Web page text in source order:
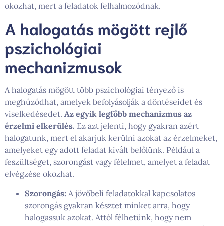
okozhat, mert a feladatok felhalmozódnak.
A halogatás mögött rejlő
pszichológiai
mechanizmusok
A halogatás mögött több pszichológiai tényező is
meghúzódhat, amelyek befolyásolják a döntéseidet és
viselkedésedet. Az egyik legfőbb mechanizmus az
érzelmi elkerülés. Ez azt jelenti, hogy gyakran azért
halogatunk, mert el akarjuk kerülni azokat az érzelmeket,
amelyeket egy adott feladat kivált belőlünk. Például a
feszültséget, szorongást vagy félelmet, amelyet a feladat
elvégzése okozhat.
Szorongás: A jövőbeli feladatokkal kapcsolatos
szorongás gyakran késztet minket arra, hogy
halogassuk azokat. Attól félhetünk, hogy nem